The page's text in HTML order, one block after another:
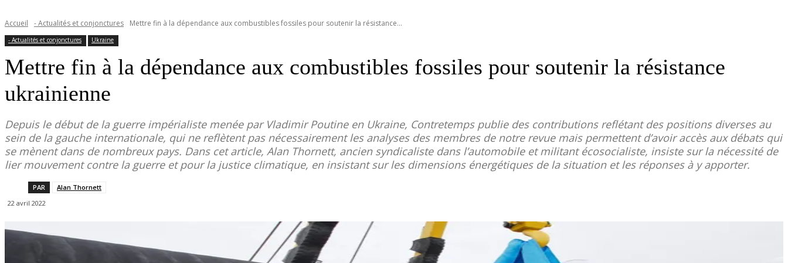
Accueil - Actualités et conjonctures Mettre fin à la dépendance aux combustibles fossiles pour soutenir la résistance...
- Actualités et conjonctures Ukraine
Mettre fin à la dépendance aux combustibles fossiles pour soutenir la résistance
ukrainienne
Depuis le début de la guerre impérialiste menée par Vladimir Poutine en Ukraine, Contretemps publie des contributions reflétant des positions diverses au
sein de la gauche internationale, qui ne reflètent pas nécessairement les analyses des membres de notre revue mais permettent d’avoir accès aux débats qui
se mènent dans de nombreux pays. Dans cet article, Alan Thornett, ancien syndicaliste dans l’automobile et militant écosocialiste, insiste sur la nécessité de
lier mouvement contre la guerre et pour la justice climatique, en insistant sur les dimensions énergétiques de la situation et les réponses à y apporter.
PAR
Alan Thornett
22 avril 2022